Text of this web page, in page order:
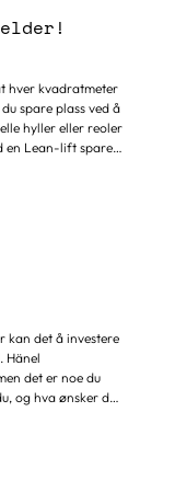
hver kvadratmeter
spare plass ved å
hyller eller reoler
en Lean-lift spare
kan det å investere
Hänel
det er noe du
og hva ønsker du